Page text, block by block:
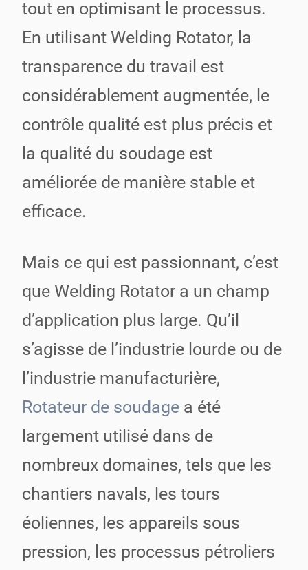
tout en optimisant le processus.
En utilisant Welding Rotator, la
transparence du travail est
considérablement augmentée, le
contrôle qualité est plus précis et
la qualité du soudage est
améliorée de manière stable et
efficace.
Mais ce qui est passionnant, c’est
que Welding Rotator a un champ
d’application plus large. Qu’il
s’agisse de l’industrie lourde ou de
l’industrie manufacturière,
Rotateur de soudage a été
largement utilisé dans de
nombreux domaines, tels que les
chantiers navals, les tours
éoliennes, les appareils sous
pression, les processus pétroliers